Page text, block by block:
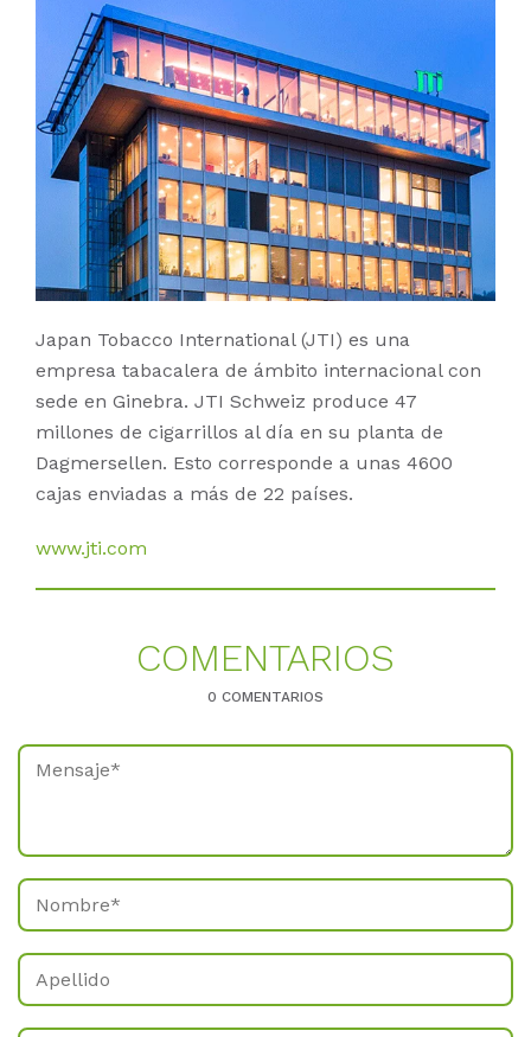
Japan Tobacco International (JTI) es una
empresa tabacalera de ámbito internacional con
sede en Ginebra. JTI Schweiz produce 47
millones de cigarrillos al día en su planta de
Dagmersellen. Esto corresponde a unas 4600
cajas enviadas a más de 22 países.
www.jti.com
CO­MEN­TA­RI­OS
0 COMENTARIOS